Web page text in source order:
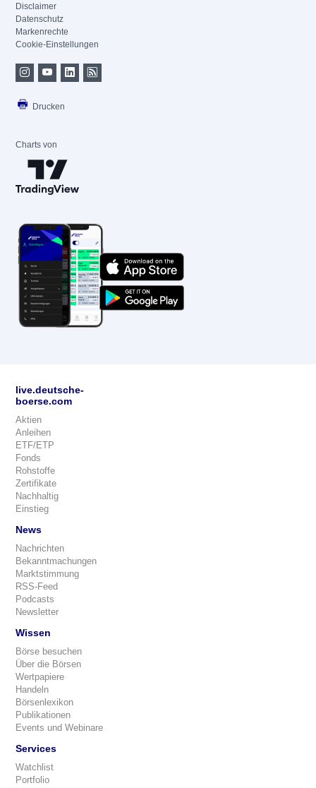
Disclaimer
Datenschutz
Markenrechte
Cookie-Einstellungen
Drucken
Charts von
live.deutsche-
boerse.com
Aktien
Anleihen
ETF/ETP
Fonds
Rohstoffe
Zertifikate
Nachhaltig
Einstieg
News
Nachrichten
Bekanntmachungen
Marktstimmung
RSS-Feed
Podcasts
Newsletter
Wissen
Börse besuchen
Über die Börsen
Wertpapiere
Handeln
Börsenlexikon
Publikationen
Events und Webinare
Services
Watchlist
Portfolio